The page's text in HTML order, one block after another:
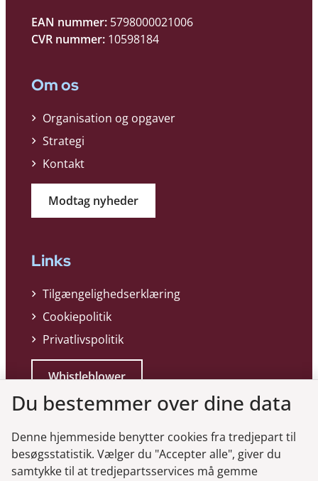
EAN nummer: 5798000021006
CVR nummer: 10598184
Om os
Organisation og opgaver
Strategi
Kontakt
Modtag nyheder
Links
Tilgængelighedserklæring
Cookiepolitik
Privatlivspolitik
Whistleblower
Du bestemmer over dine data
Denne hjemmeside benytter cookies fra tredjepart til
besøgsstatistik. Vælger du "Accepter alle", giver du
samtykke til at tredjepartsservices må gemme